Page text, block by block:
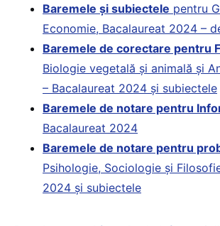
Baremele și subiectele pentru
Economie, Bacalaureat 2024 –
Baremele de corectare pentru
Biologie vegetală și animală și
– Bacalaureat 2024 și subiectele
Baremele de notare pentru
Bacalaureat 2024
Baremele de notare pentru
Psihologie, Sociologie și
2024 și subiectele